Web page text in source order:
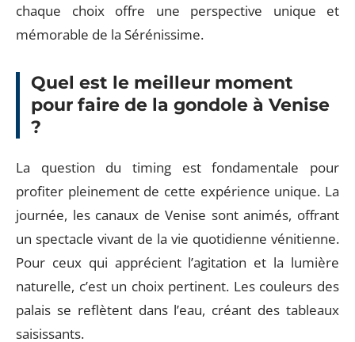
chaque choix offre une perspective unique et
mémorable de la Sérénissime.
Quel est le meilleur moment
pour faire de la gondole à Venise
?
La question du timing est fondamentale pour
profiter pleinement de cette expérience unique. La
journée, les canaux de Venise sont animés, offrant
un spectacle vivant de la vie quotidienne vénitienne.
Pour ceux qui apprécient l’agitation et la lumière
naturelle, c’est un choix pertinent. Les couleurs des
palais se reflètent dans l’eau, créant des tableaux
saisissants.